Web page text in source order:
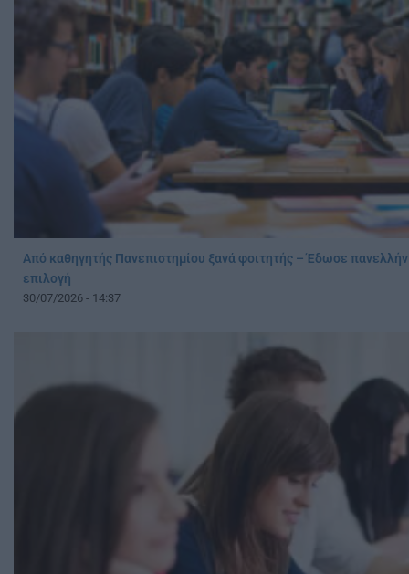
Από καθηγητής Πανεπιστημίου ξανά φοιτητής – Έδωσε
επιλογή
30/07/2026 - 14:37